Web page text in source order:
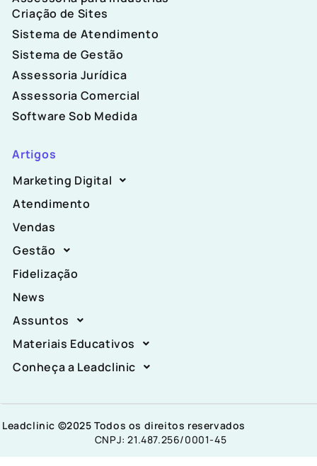
Criação de Sites
Sistema de Atendimento
Sistema de Gestão
Assessoria Jurídica
Assessoria Comercial
Software Sob Medida
Artigos
Marketing Digital
Atendimento
Vendas
Gestão
Fidelização
News
Assuntos
Materiais Educativos
Conheça a Leadclinic
Leadclinic ©2025 Todos os direitos reservados
CNPJ: 21.487.256/0001-45